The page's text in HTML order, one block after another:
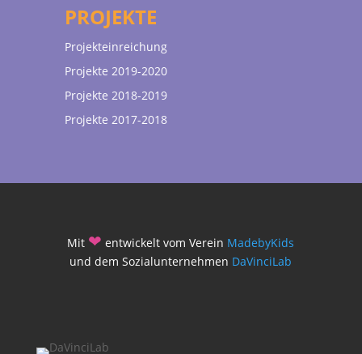
PROJEKTE
Projekteinreichung
Projekte 2019-2020
Projekte 2018-2019
Projekte 2017-2018
Mit ❤ entwickelt vom Verein MadebyKids
und dem Sozialunternehmen DaVinciLab